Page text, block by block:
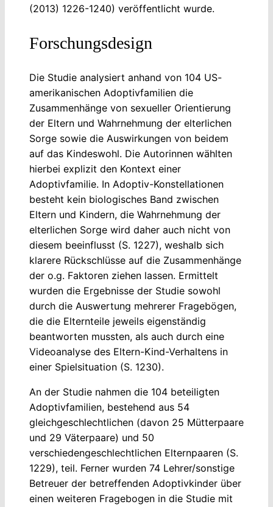
(2013) 1226-1240) veröffentlicht wurde.
Forschungsdesign
Die Studie analysiert anhand von 104 US-
amerikanischen Adoptivfamilien die
Zusammenhänge von sexueller Orientierung
der Eltern und Wahrnehmung der elterlichen
Sorge sowie die Auswirkungen von beidem
auf das Kindeswohl. Die Autorinnen wählten
hierbei explizit den Kontext einer
Adoptivfamilie. In Adoptiv-Konstellationen
besteht kein biologisches Band zwischen
Eltern und Kindern, die Wahrnehmung der
elterlichen Sorge wird daher auch nicht von
diesem beeinflusst (S. 1227), weshalb sich
klarere Rückschlüsse auf die Zusammenhänge
der o.g. Faktoren ziehen lassen. Ermittelt
wurden die Ergebnisse der Studie sowohl
durch die Auswertung mehrerer Fragebögen,
die die Elternteile jeweils eigenständig
beantworten mussten, als auch durch eine
Videoanalyse des Eltern-Kind-Verhaltens in
einer Spielsituation (S. 1230).
An der Studie nahmen die 104 beteiligten
Adoptivfamilien, bestehend aus 54
gleichgeschlechtlichen (davon 25 Mütterpaare
und 29 Väterpaare) und 50
verschiedengeschlechtlichen Elternpaaren (S.
1229), teil. Ferner wurden 74 Lehrer/sonstige
Betreuer der betreffenden Adoptivkinder über
einen weiteren Fragebogen in die Studie mit